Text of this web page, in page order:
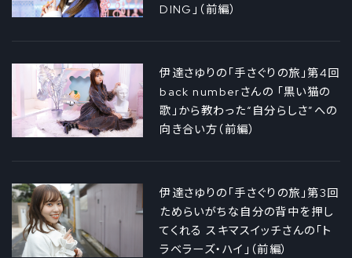
DING」（前編）
伊達さゆりの「手さぐりの旅」第4回
back numberさんの 「黒い猫の
歌」から教わった“自分らしさ”への
向き合い方（前編）
伊達さゆりの「手さぐりの旅」第3回
ためらいがちな自分の背中を押し
てくれる スキマスイッチさんの「ト
ラベラーズ・ハイ」（前編）